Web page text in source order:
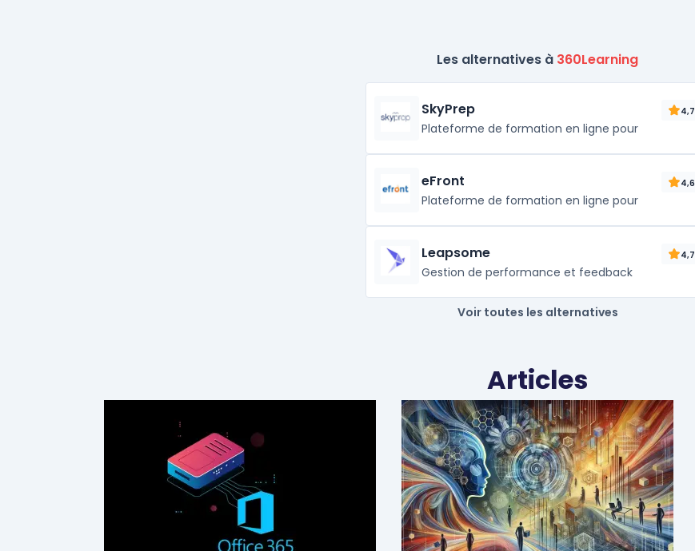
Les alternatives à 360Learning
SkyPrep 4,7
Plateforme de formation en ligne pour
eFront 4,6
Plateforme de formation en ligne pour
Leapsome 4,7
Gestion de performance et feedback
Voir toutes les alternatives
Articles